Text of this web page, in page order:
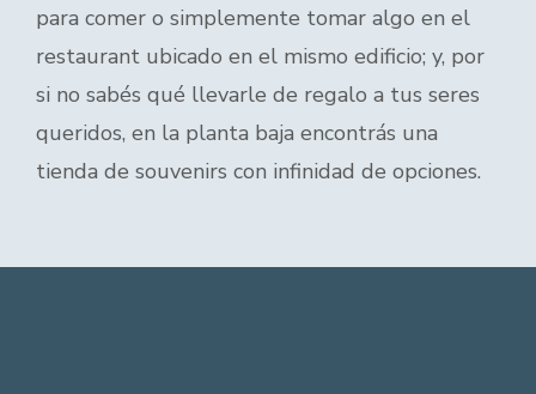
para comer o simplemente tomar algo en el
restaurant ubicado en el mismo edificio; y, por
si no sabés qué llevarle de regalo a tus seres
queridos, en la planta baja encontrás una
tienda de souvenirs con infinidad de opciones.